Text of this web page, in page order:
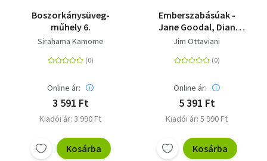
Boszorkánysüveg-
műhely 6.
Sirahama Kamome
Online ár:
3 591 Ft
Kiadói ár: 3 990 Ft
Kosárba
Emberszabásúak -
Jane Goodal, Dian
Fossey és Biruté
rettenthetetlen
Jim Ottaviani
Online ár:
5 391 Ft
Kiadói ár: 5 990 Ft
Kosárba